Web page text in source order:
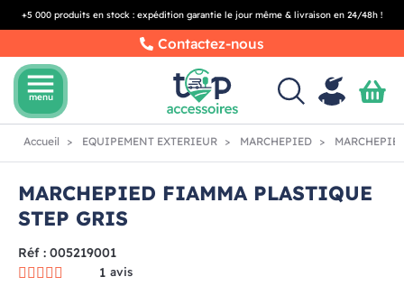
+5 000 produits en stock : expédition garantie le jour même & livraison en 24/48h !
Contactez-nous
menu
menu
Accueil EQUIPEMENT EXTERIEUR MARCHEPIED
MARCHEPIED FIAMMA PLASTIQUE
STEP GRIS
Réf : 005219001
1 avis